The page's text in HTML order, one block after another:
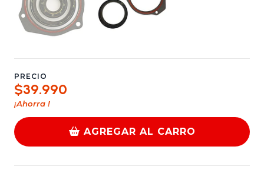
PRECIO
$39.990
¡Ahorra !
AGREGAR AL CARRO